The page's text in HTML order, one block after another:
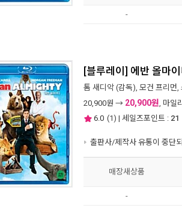
-
[블루레이] 에반 올마이
톰 새디악 (감독), 모건 프리먼,
20,900원 → 20,900원, 마일
6.0 (1) | 세일즈포인트 : 21
출판사/제작사 유통이 중단
매장새상품
-